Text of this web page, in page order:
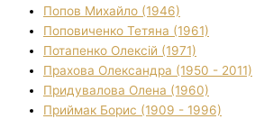
Попов Михайло (1946)
Поповиченко Тетяна (1961)
Потапенко Олексій (1971)
Прахова Олександра (1950 - 2011)
Придувалова Олена (1960)
Приймак Борис (1909 - 1996)